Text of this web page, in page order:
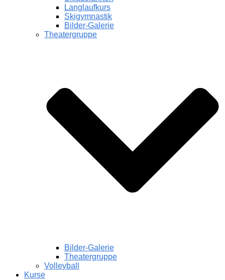
Langlaufkurs
Skigymnastik
Bilder-Galerie
Theatergruppe
Bilder-Galerie
Theatergruppe
Volleyball
Kurse